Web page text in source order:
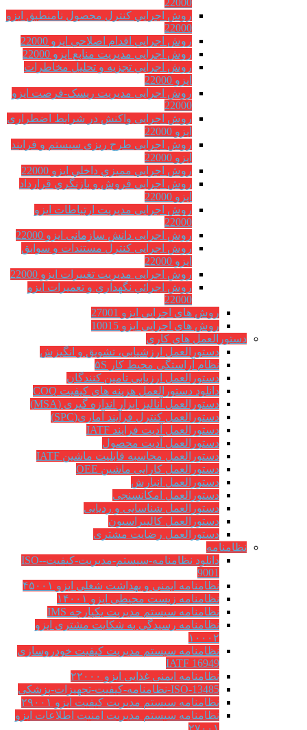
روش اجرايي كنترل محصول نامنطبق ایزو
22000
روش اجرايي اقدام اصلاحي ایزو 22000
روش اجرایی مدیریت منابع ایزو 22000
روش اجرايي تجزیه و تحلیل مخاطرات
ایزو 22000
روش اجرایی مدیریت ریسک-فرصت ایزو
22000
روش اجرایی واکنش در شرایط اضطراری
ایزو 22000
روش اجرایی طرح ریزی سیستم و فرایند
ایزو 22000
روش اجرايي مميزي داخلي ایزو 22000
روش اجرایی فروش و بازنگري قرارداد
ایزو 22000
روش اجرایی مدیریت ارتباطات ایزو
22000
روش اجرایی دانش سازمانی ایزو 22000
روش اجرایی کنترل مستندات و سوابق
ایزو 22000
روش اجرایی مدیریت تغییرات ایزو 22000
روش اجرائي نگهداري و تعميرات ایزو
22000
روش های اجرایی ایزو 27001
روش های اجرایی ایزو 10015
دستورالعمل های کاری
دستورالعمل ارزشیابی، تشویق و انگیزش
نظام آراستگی محیط کار ۵S
دستورالعمل ارزیابی تامین کنندگان
دانلود دستورالعمل هزینه های کیفیت COQ
دستورالعمل آنالیز ابزار اندازه گیری (MSA)
دستورالعمل کنترل فرآیند آماری(SPC)
دستورالعمل آدیت فرایند IATF
دستورالعمل آدیت محصول
دستورالعمل محاسبه قابلیت ماشین IATF
دستورالعمل کارایی ماشین OEE
دستورالعمل انبارش
دستورالعمل امکانسنجی
دستورالعمل شناسایی و ردیابی
دستورالعمل کالیبراسیون
دستورالعمل رضایت مشتری
نظامنامه
دانلود نظامنامه-سیستم-مدیریت-کیفیت-ISO-
9001
نظامنامه ایمنی و بهداشت شغلی ایزو ۴۵۰۰۱
نظامنامه زیست محیطی ایزو ۱۴۰۰۱
نظامنامه سیستم مدیریت یکپارچه IMS
نظامنامه رسیدگی به شکایت مشتری ایزو
۱۰۰۰۲
نظامنامه سیستم مدیریت کیفیت خودروسازی
IATF 16949
نظامنامه ایمنی غذایی ایزو ۲۲۰۰۰
ISO-13485-نظامنامه-کیفیت-تجهیزات-پزشکی
نظامنامه سیستم مدیریت کیفیت ایزو ۲۹۰۰۱
نظامنامه سیستم مدیریت امنیت اطلاعات ایزو